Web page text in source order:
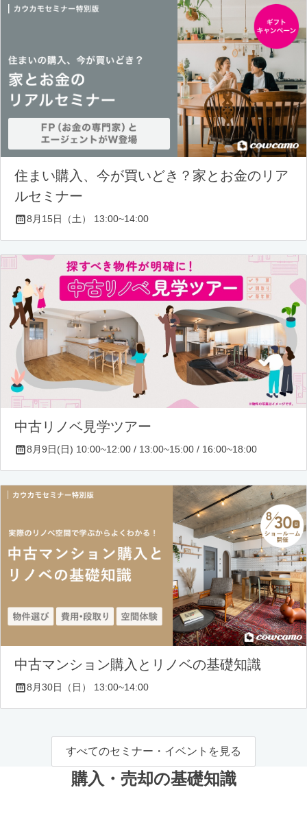
住まい購入、今が買いどき？家とお金のリア
ルセミナー
8月15日（土） 13:00~14:00
中古リノベ見学ツアー
8月9日(日) 10:00~12:00 / 13:00~15:00 / 16:00~18:00
中古マンション購入とリノベの基礎知識
8月30日（日） 13:00~14:00
すべてのセミナー・イベントを見る
購入・売却の基礎知識